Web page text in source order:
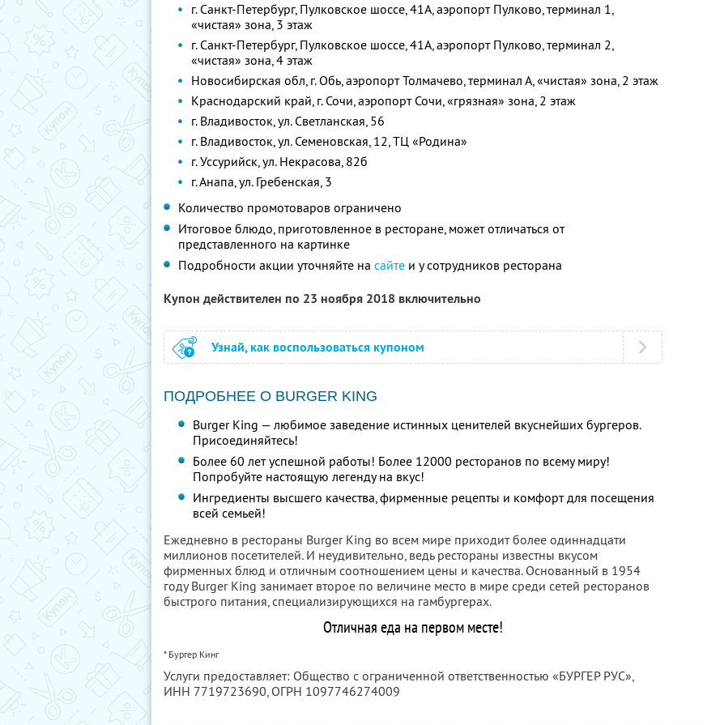
г. Санкт-Петербург, Пулковское шоссе, 41А, аэропорт Пулково, терминал 1,
«чистая» зона, 3 этаж
г. Санкт-Петербург, Пулковское шоссе, 41А, аэропорт Пулково, терминал 2,
«чистая» зона, 4 этаж
Новосибирская обл, г. Обь, аэропорт Толмачево, терминал А, «чистая» зона, 2 этаж
Краснодарский край, г. Сочи, аэропорт Сочи, «грязная» зона, 2 этаж
г. Владивосток, ул. Светланская, 56
г. Владивосток, ул. Семеновская, 12, ТЦ «Родина»
г. Уссурийск, ул. Некрасова, 82б
г. Анапа, ул. Гребенская, 3
Количество промотоваров ограничено
Итоговое блюдо, приготовленное в ресторане, может отличаться от
представленного на картинке
Подробности акции уточняйте на сайте и у сотрудников ресторана
Купон действителен по 23 ноября 2018 включительно
Узнай, как воспользоваться купоном
ПОДРОБНЕЕ О BURGER KING
Burger King — любимое заведение истинных ценителей вкуснейших бургеров.
Присоединяйтесь!
Более 60 лет успешной работы! Более 12000 ресторанов по всему миру!
Попробуйте настоящую легенду на вкус!
Ингредиенты высшего качества, фирменные рецепты и комфорт для посещения
всей семьей!
Ежедневно в рестораны Burger King во всем мире приходит более одиннадцати
миллионов посетителей. И неудивительно, ведь рестораны известны вкусом
фирменных блюд и отличным соотношением цены и качества. Основанный в 1954
году Burger King занимает второе по величине место в мире среди сетей ресторанов
быстрого питания, специализирующихся на гамбургерах.
Отличная еда на первом месте!
* Бургер Кинг
Услуги предоставляет: Общество с ограниченной ответственностью «БУРГЕР РУС»,
ИНН 7719723690, ОГРН 1097746274009